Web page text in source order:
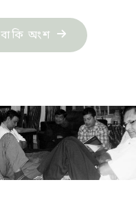
বাকি অংশ "সেলিম
জাহানের
নিরো"